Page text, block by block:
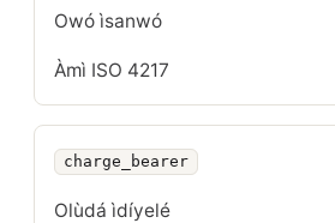
Owó ìsanwó
Àmì ISO 4217
charge_bearer
Olùdá ìdíyelé